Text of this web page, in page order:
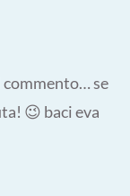
se
😉 baci eva